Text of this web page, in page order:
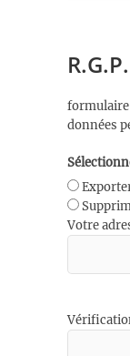
formulaire
données
Votre